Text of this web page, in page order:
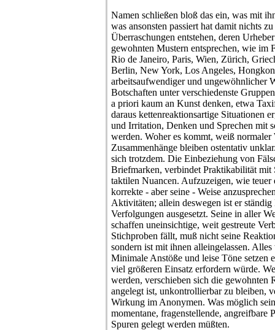
Namen schließen bloß das ein, was mit
was ansonsten passiert hat damit nichts
Überraschungen entstehen, deren
gewohnten Mustern entsprechen, wie im
Rio de Janeiro, Paris, Wien, Zürich,
Berlin, New York, Los Angeles,
arbeitsaufwendiger und ungewöhnlicher
Botschaften unter verschiedenste
a priori kaum an Kunst denken, etwa
daraus kettenreaktionsartige Situationen
und Irritation, Denken und Sprechen mit
werden. Woher es kommt, weiß normaler
Zusammenhänge bleiben ostentativ
sich trotzdem. Die Einbeziehung von
Briefmarken, verbindet Praktikabilität mit
taktilen Nuancen. Aufzuzeigen, wie teuer
korrekte - aber seine - Weise
Aktivitäten; allein deswegen ist er
Verfolgungen ausgesetzt. Seine in aller
schaffen uneinsichtige, weit gestreute
Stichproben fällt, muß nicht seine
sondern ist mit ihnen alleingelassen.
Minimale Anstöße und leise Töne setzen
viel größeren Einsatz erfordern würde.
werden, verschieben sich die gewohnten
angelegt ist, unkontrollierbar zu bleiben,
Wirkung im Anonymen. Was möglich
momentane, fragenstellende, angreifbare
Spuren gelegt werden müßten.